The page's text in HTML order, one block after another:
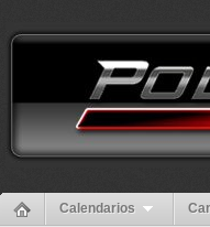
Calendarios